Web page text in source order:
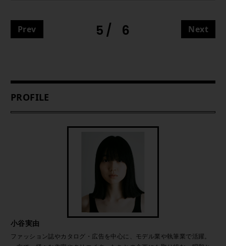
Prev Next
5 6
PROFILE
小谷実由
ファッション誌やカタログ・広告を中心に、モデル業や執筆業で活躍。